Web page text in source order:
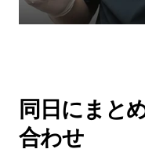
同日にまと
合わせ